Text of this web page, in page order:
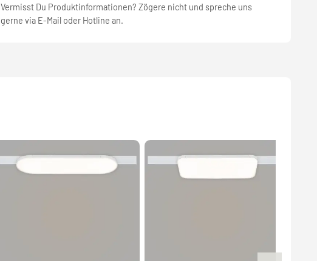
Vermisst Du Produktinformationen? Zögere nicht und spreche uns
gerne via E-Mail oder Hotline an.